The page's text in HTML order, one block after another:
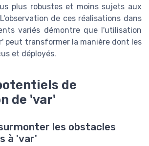
plus robustes et moins sujets aux
de ces réalisations dans
variés démontre que l'utilisation
peut transformer la manière dont les
et déployés.
de
de 'var'
les obstacles
à 'var'